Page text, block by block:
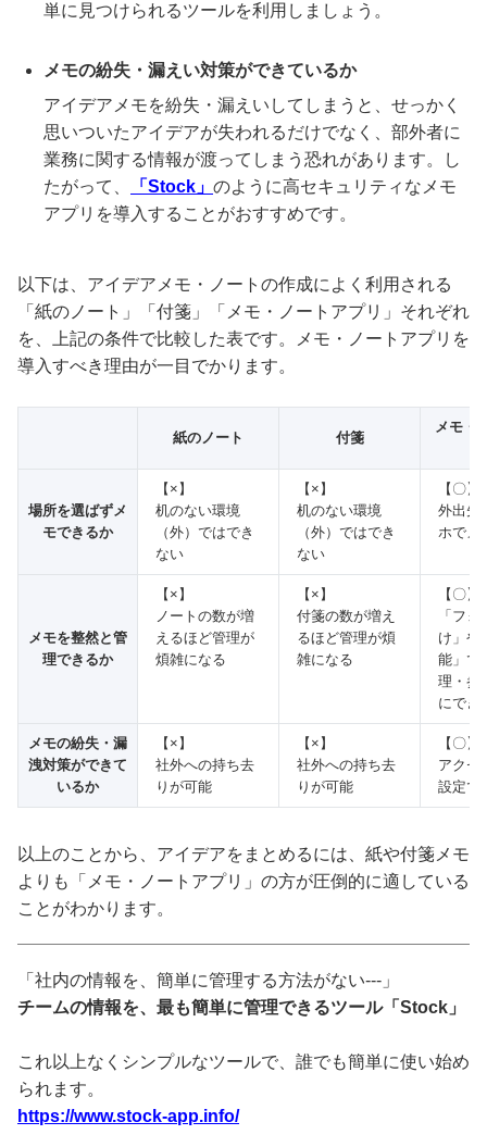
単に見つけられるツールを利用しましょう。
メモの紛失・漏えい対策ができているか
アイデアメモを紛失・漏えいしてしまうと、せっかく
思いついたアイデアが失われるだけでなく、部外者に
業務に関する情報が渡ってしまう恐れがあります。し
たがって、
「Stock」 のように高セキュリティなメモ
アプリを導入することがおすすめです。
以下は、アイデアメモ・ノートの作成によく利用される
「紙のノート」「付箋」「メモ・ノートアプリ」それぞれ
を、上記の条件で比較した表です。メモ・ノートアプリを
導入すべき理由が一目でかります。
紙のノート 付箋
メモ・
場所を選ばずメ
モできるか
【×】
机のない環境
（外）ではでき
ない
【×】
机のない環境
（外）ではでき
ない
【〇】
外出先
ホでメ
メモを整然と管
理できるか
【×】
ノートの数が増
えるほど管理が
煩雑になる
【×】
付箋の数が増え
るほど管理が煩
雑になる
【〇】
「フ
け」や
能」で
理・参
にでき
メモの紛失・漏
洩対策ができて
いるか
【×】
社外への持ち去
りが可能
【×】
社外への持ち去
りが可能
【〇】
アクセ
設定で
以上のことから、アイデアをまとめるには、紙や付箋メモ
よりも「メモ・ノートアプリ」の方が圧倒的に適している
ことがわかります。
「社内の情報を、簡単に管理する方法がない---」
チームの情報を、最も簡単に管理できるツール「Stock」
これ以上なくシンプルなツールで、誰でも簡単に使い始め
られます。
https://www.stock-app.info/